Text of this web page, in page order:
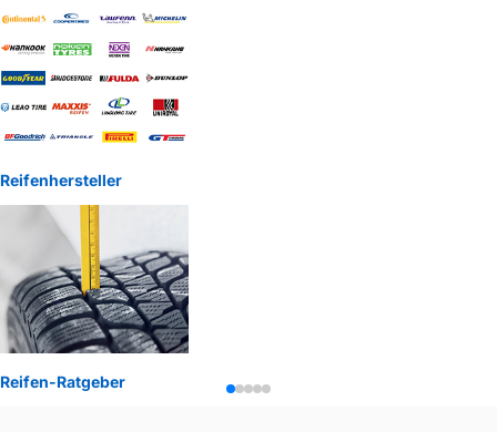
Reifenhersteller
Reifen-Ratgeber